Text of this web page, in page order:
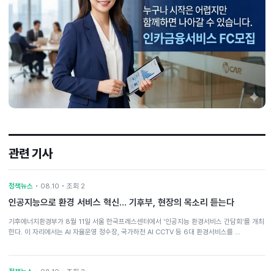
관련 기사
정책뉴스 • 08.10 • 조회 2
인공지능으로 환경 서비스 혁신… 기후부, 현장의 목소리 듣는다
기후에너지환경부가 8월 11일 서울 한국프레스센터에서 '인공지능 환경서비스 간담회'를 개최
한다. 이 자리에서는 AI 자율운영 정수장, 국가하천 AI CCTV 등 6대 환경서비스를 …